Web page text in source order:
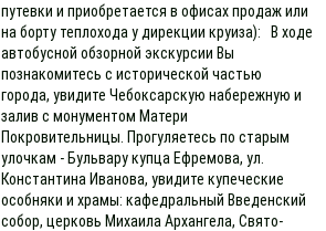
путевки и приобретается в офисах продаж или
на борту теплохода у дирекции круиза): В ходе
автобусной обзорной экскурсии Вы
познакомитесь с исторической частью
города, увидите Чебоксарскую набережную и
залив с монументом Матери
Покровительницы. Прогуляетесь по старым
улочкам - Бульвару купца Ефремова, ул.
Константина Иванова, увидите купеческие
особняки и храмы: кафедральный Введенский
собор, церковь Михаила Архангела, Свято-